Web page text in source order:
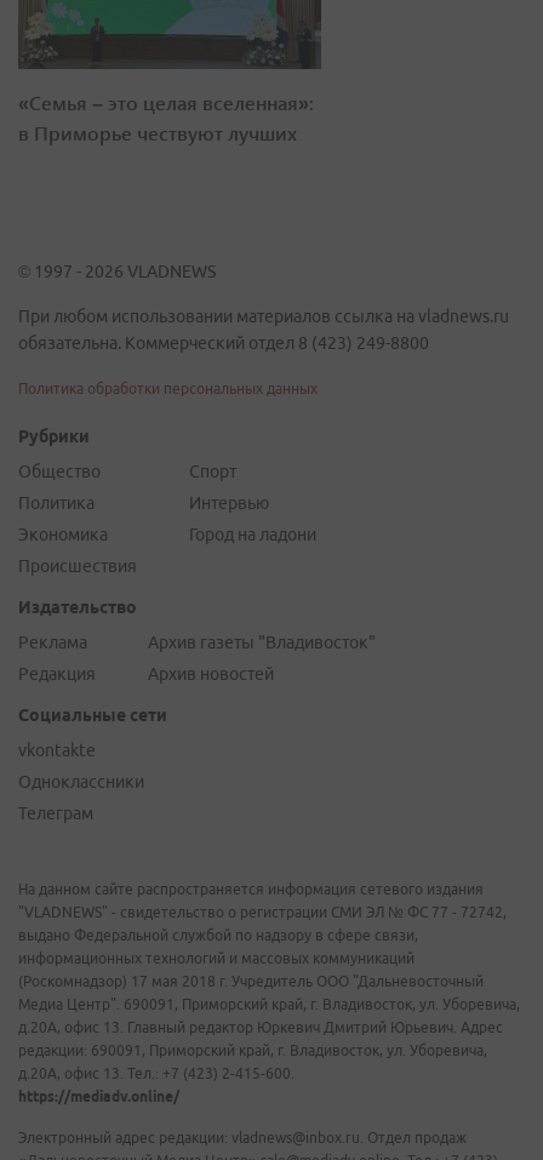
«Семья – это целая вселенная»:
в Приморье чествуют лучших
© 1997 - 2026 VLADNEWS
При любом использовании материалов ссылка на vladnews.ru
обязательна. Коммерческий отдел 8 (423) 249-8800
Политика обработки персональных данных
Рубрики
Общество
Политика
Экономика
Происшествия
Спорт
Интервью
Город на ладони
Издательство
Реклама
Редакция
Архив газеты "Владивосток"
Архив новостей
Социальные сети
vkontakte
Одноклассники
Телеграм
На данном сайте распространяется информация сетевого издания
"VLADNEWS" - свидетельство о регистрации СМИ ЭЛ № ФС 77 - 72742,
выдано Федеральной службой по надзору в сфере связи,
информационных технологий и массовых коммуникаций
(Роскомнадзор) 17 мая 2018 г. Учредитель ООО "Дальневосточный
Медиа Центр". 690091, Приморский край, г. Владивосток, ул. Уборевича,
д.20А, офис 13. Главный редактор Юркевич Дмитрий Юрьевич. Адрес
редакции: 690091, Приморский край, г. Владивосток, ул. Уборевича,
д.20А, офис 13. Тел.: +7 (423) 2-415-600.
https://mediadv.online/
Электронный адрес редакции: vladnews@inbox.ru. Отдел продаж